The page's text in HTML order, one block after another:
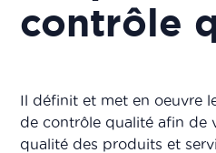
contrôle
Il définit et met en oeuvre
de contrôle qualité afin de
qualité des produits et